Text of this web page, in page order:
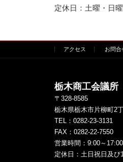
定休日：土曜・日
アクセス お問合
栃木商工会議所
〒328-8585
栃木県栃木市片柳町2
TEL： 0282-23-3131
FAX：0282-22-7550
営業時間：9:00～17:00
定休日：土日祝日及び